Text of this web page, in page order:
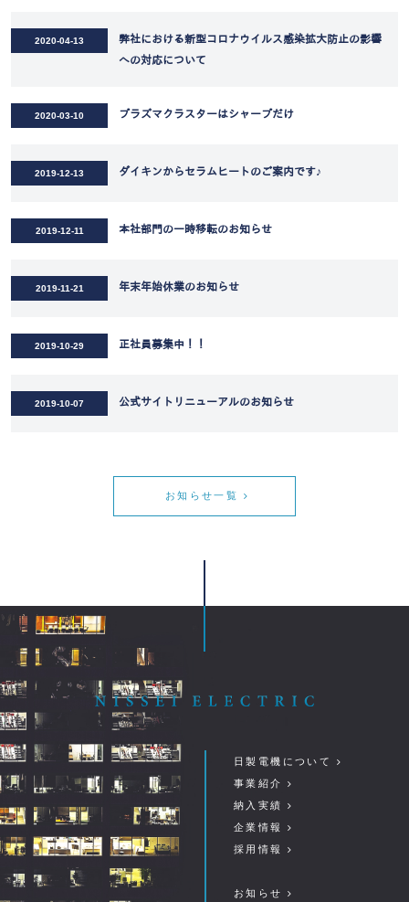
2020-04-13
弊社における新型コロナウイルス感染拡大防止の影響
への対応について
2020-03-10 プラズマクラスターはシャープだけ
2019-12-13 ダイキンからセラムヒートのご案内です♪
2019-12-11 本社部門の一時移転のお知らせ
2019-11-21 年末年始休業のお知らせ
2019-10-29 正社員募集中！！
2019-10-07 公式サイトリニューアルのお知らせ
お知らせ一覧
日製電機について
事業紹介
納入実績
企業情報
採用情報
お知らせ